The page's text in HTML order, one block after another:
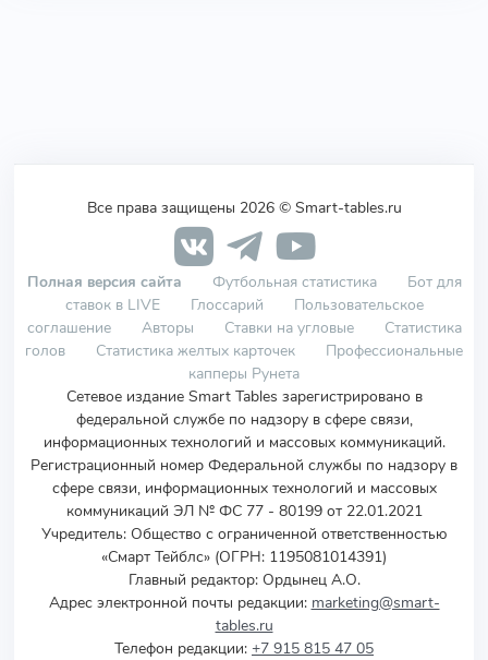
Все права защищены 2026 © Smart-tables.ru
Полная версия сайта Футбольная статистика
Бот для
ставок в LIVE
Глоссарий
Пользовательское
соглашение
Авторы Ставки на угловые
Статистика
голов
Статистика желтых карточек
Профессиональные
капперы Рунета
Сетевое издание Smart Tables зарегистрировано в
федеральной службе по надзору в сфере связи,
информационных технологий и массовых коммуникаций.
Регистрационный номер Федеральной службы по надзору в
сфере связи, информационных технологий и массовых
коммуникаций ЭЛ № ФС 77 - 80199 от 22.01.2021
Учредитель: Общество с ограниченной ответственностью
«Смарт Тейблс» (ОГРН: 1195081014391)
Главный редактор: Ордынец А.О.
Адрес электронной почты редакции: marketing@smart-
tables.ru
Телефон редакции: +7 915 815 47 05